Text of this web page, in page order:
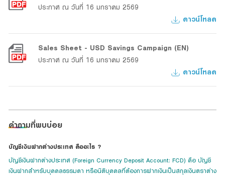
ประกาศ ณ วันที่ 16 มกราคม 2569
ดาวน์โหลด
Sales Sheet - USD Savings Campaign (EN)
ประกาศ ณ วันที่ 16 มกราคม 2569
ดาวน์โหลด
คำถามที่พบบ่อย
บัญชีเงินฝากต่างประเทศ คืออะไร ?
บัญชีเงินฝากต่างประเทศ (Foreign Currency Deposit Account: FCD) คือ บัญชี
เงินฝากสำหรับบุคคลธรรมดา หรือนิติบุคคลที่ต้องการฝากเงินเป็นสกุลเงินตราต่าง